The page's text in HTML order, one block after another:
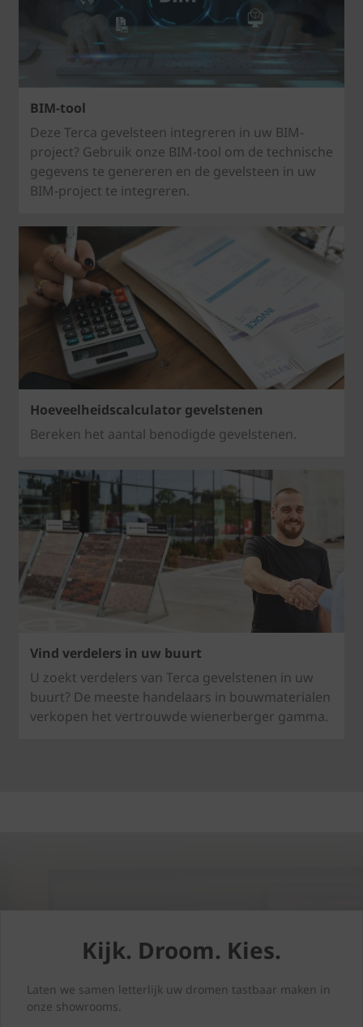
BIM-tool
Deze Terca gevelsteen integreren in uw BIM-
project? Gebruik onze BIM-tool om de technische
gegevens te genereren en de gevelsteen in uw
BIM-project te integreren.
Hoeveelheidscalculator gevelstenen
Bereken het aantal benodigde gevelstenen.
Vind verdelers in uw buurt
U zoekt verdelers van Terca gevelstenen in uw
buurt? De meeste handelaars in bouwmaterialen
verkopen het vertrouwde wienerberger gamma.
Kijk. Droom. Kies.
Laten we samen letterlijk uw dromen tastbaar maken in
onze showrooms.